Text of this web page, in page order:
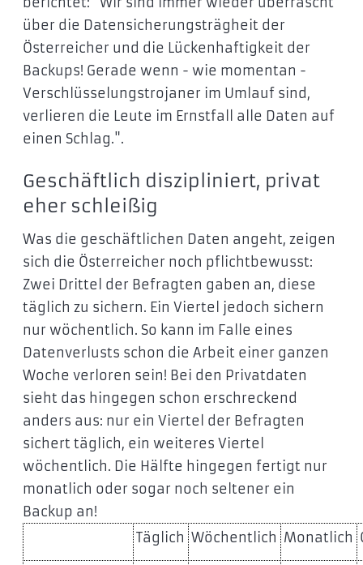
über die Datensicherungsträgheit der
Österreicher und die Lückenhaftigkeit der
Backups! Gerade wenn - wie momentan -
Verschlüsselungstrojaner im Umlauf sind,
verlieren die Leute im Ernstfall alle Daten auf
einen Schlag.".
Geschäftlich diszipliniert, privat
eher schleißig
Was die geschäftlichen Daten angeht, zeigen
sich die Österreicher noch pflichtbewusst:
Zwei Drittel der Befragten gaben an, diese
täglich zu sichern. Ein Viertel jedoch sichern
nur wöchentlich. So kann im Falle eines
Datenverlusts schon die Arbeit einer ganzen
Woche verloren sein! Bei den Privatdaten
sieht das hingegen schon erschreckend
anders aus: nur ein Viertel der Befragten
sichert täglich, ein weiteres Viertel
wöchentlich. Die Hälfte hingegen fertigt nur
monatlich oder sogar noch seltener ein
Backup an!
Täglich Wöchentlich Monatlich